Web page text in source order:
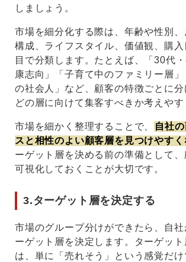
しましょう。
市場を細分化する際は、年齢や性別
構成、ライフスタイル、価値観、購
目で分類します。たとえば、「30代
康志向」「子育て中のファミリー層
の社会人」など、顧客の特徴ごとに分
どの層に向けて集客すべきか考えやす
市場を細かく整理することで、
自社
スと相性のよい顧客層を見つけやす
ーゲット層を決める前の準備として
可視化しておくことが大切です。
3.ターゲット層を決定する
市場のグループ分けができたら、自社
ーゲット層を決定します。ターゲッ
は、単に「売れそう」という感覚だけ